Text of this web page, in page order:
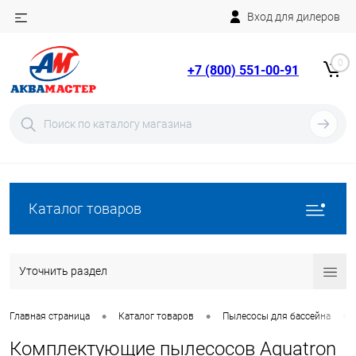
Вход для дилеров
+7 (800) 551-00-91 0
Каталог товаров
Уточнить раздел
Главная страница • Каталог товаров • Пылесосы для бассейна
Комплектующие пылесосов Aquatron